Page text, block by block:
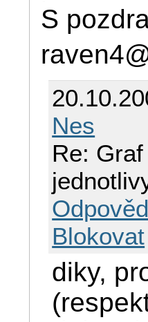
S
Nes
Re:
Blokovat
diky,